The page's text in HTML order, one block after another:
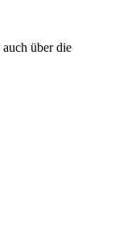
über die